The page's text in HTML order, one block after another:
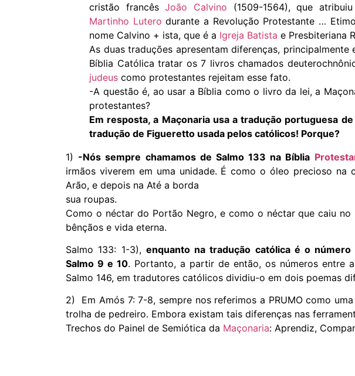
cristão francêsJoão Calvino (1509-1564), que
Martinho Lutero durante a Revolução Protestante …
nome Calvino + ista, que é a Igreja Batista e Presbiteriana
As duas traduções apresentam diferenças,
Bíblia Católica tratar os 7 livros chamados
judeus como protestantes rejeitam esse fato.
-A questão é, ao usar a Bíblia como o livro da lei, a
protestantes?
Em resposta, a Maçonaria usa a tradução portuguesa
tradução de Figueretto usada pelos católicos! Porque?
1) -Nós sempre chamamos de Salmo 133 na Bíblia
irmãos viverem em uma unidade. É como o óleo precioso na
Arão, e depois na Até a borda
sua roupas.
Como o néctar do Portão Negro, e como o néctar que caiu no
bênçãos e vida eterna.
Salmo 133: 1-3), enquanto na tradução católica é o
Salmo 9 e 10. Portanto, a partir de então, os números entre
Salmo 146, em tradutores católicos dividiu-o em dois poemas
2) Em Amós 7: 7-8, sempre nos referimos a PRUMO como
trolha de pedreiro. Embora existam tais diferenças nas
Trechos do Painel de Semiótica da Maçonaria: Aprendiz,